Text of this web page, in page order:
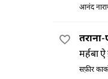
आनंद
मर्हबा
सफ़ीर